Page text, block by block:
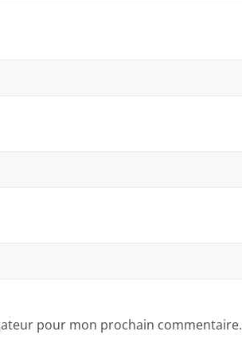
pour mon prochain commentaire.